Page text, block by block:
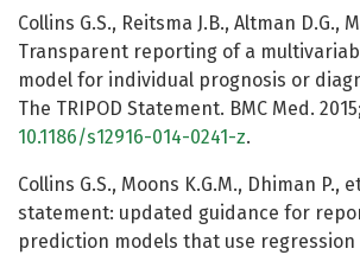
Collins G.S., Reitsma J.B., Altman D.G.,
Transparent reporting of a
model for individual prognosis or
The TRIPOD Statement. BMC Med.
10.1186/s12916-014-0241-z.
Collins G.S., Moons K.G.M., Dhiman P.,
statement: updated guidance for
prediction models that use regression